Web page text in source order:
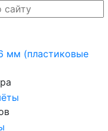
мм (пластиковые